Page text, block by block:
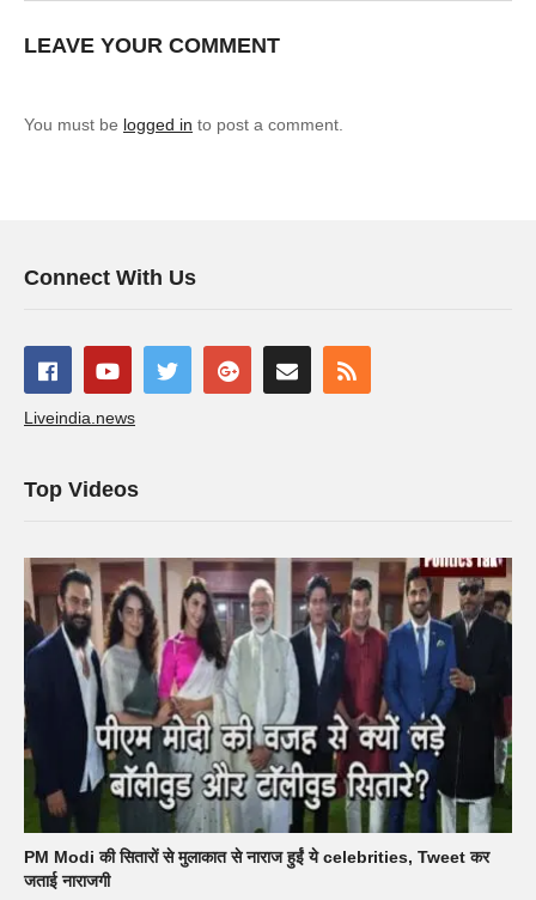
LEAVE YOUR COMMENT
You must be logged in to post a comment.
Connect With Us
Liveindia.news
Top Videos
PM Modi की सितारों से मुलाकात से नाराज हुईं ये celebrities, Tweet कर
जताई नाराजगी